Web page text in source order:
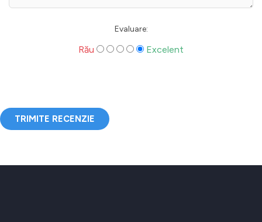
Evaluare:
Rău Excelent
TRIMITE RECENZIE